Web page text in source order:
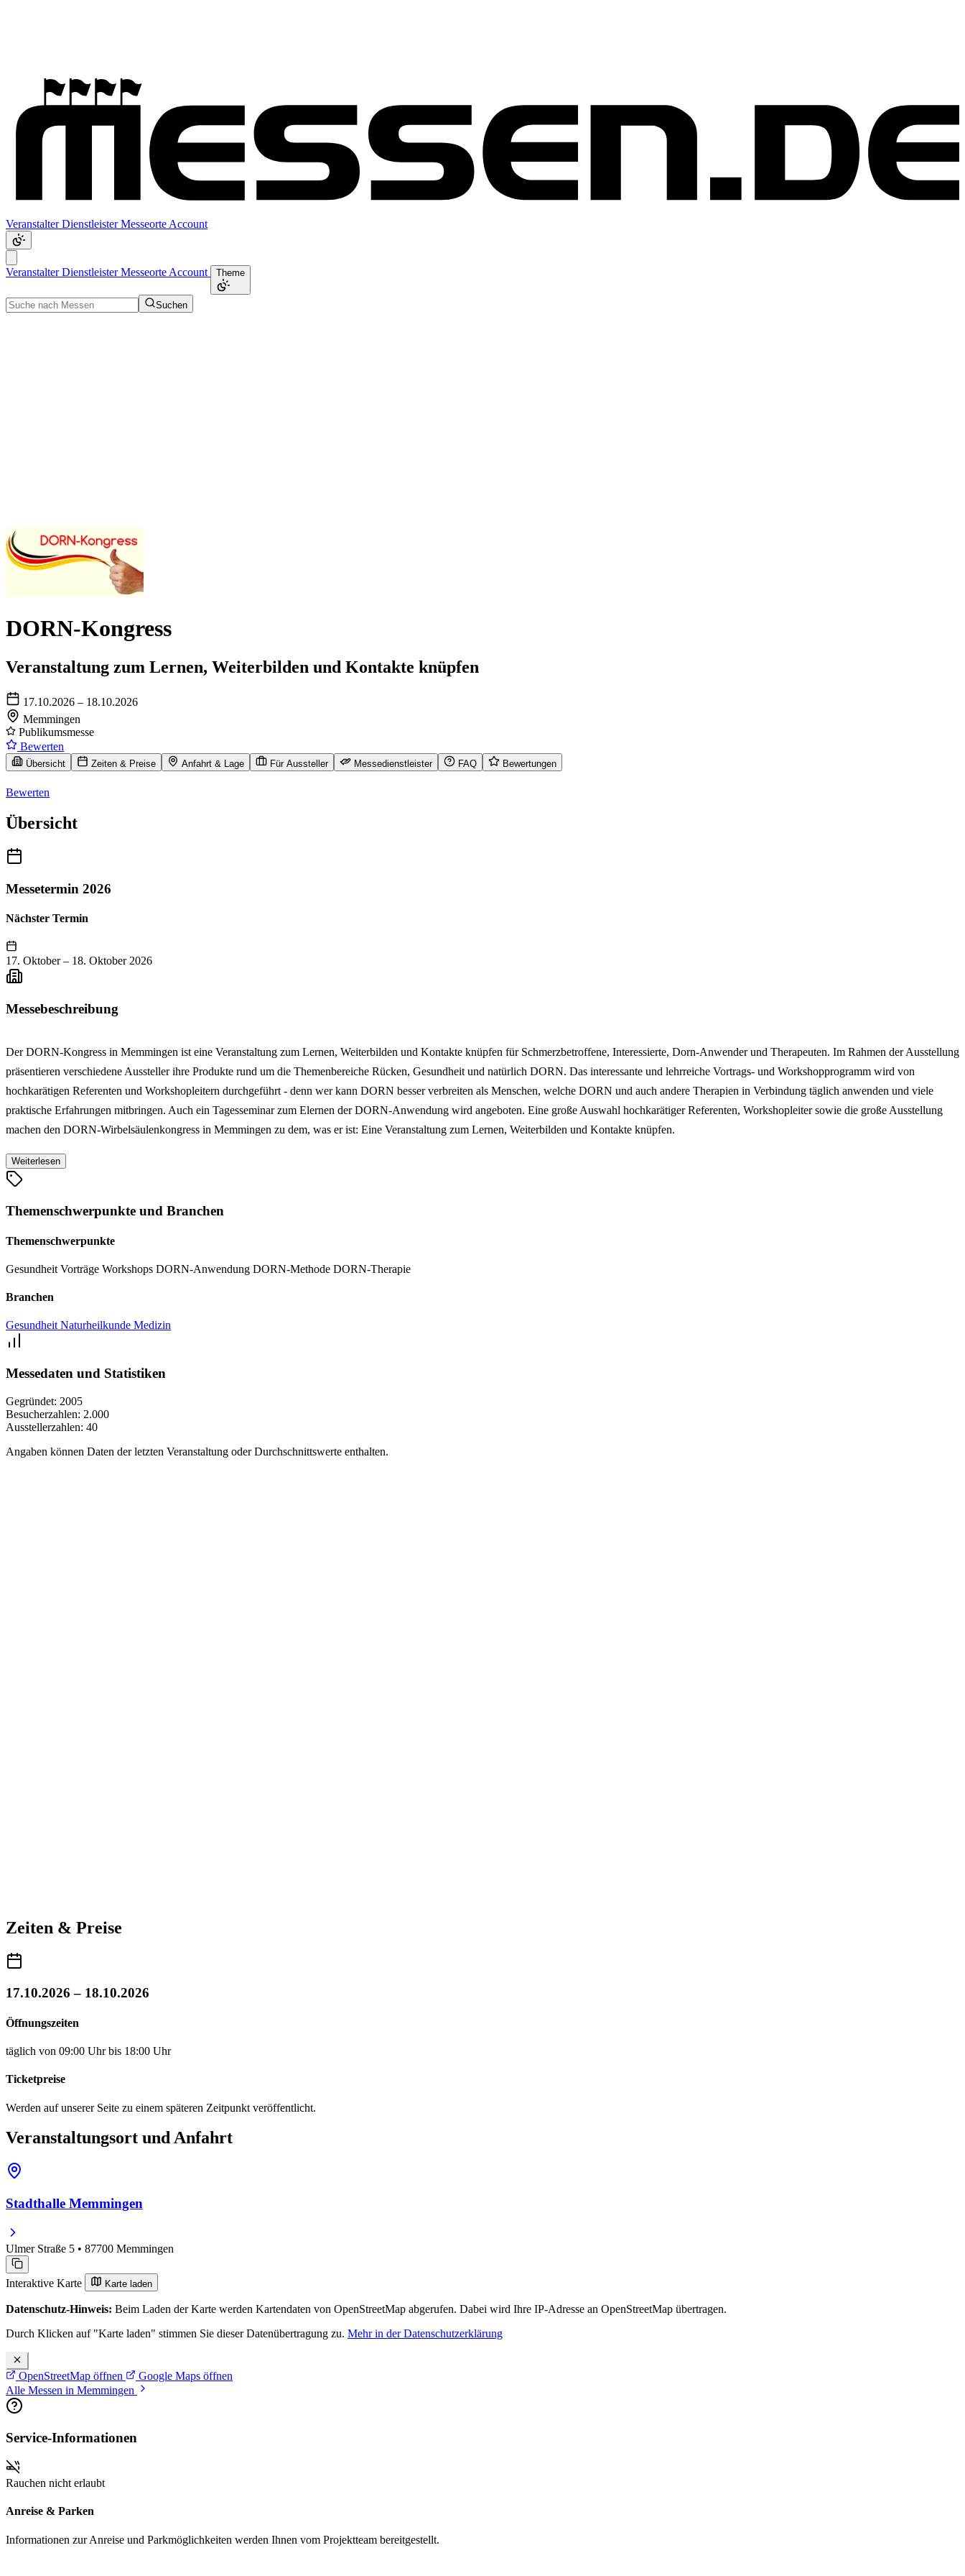
VeranstalterDienstleisterMesseorte Account
VeranstalterDienstleisterMesseorte Account Theme
Suchen
DORN-Kongress
Veranstaltung zum Lernen, Weiterbilden und Kontakte knüpfen
17.10.2026 – 18.10.2026
Memmingen
Publikumsmesse
Bewerten
Übersicht Zeiten & Preise Anfahrt & Lage Für Aussteller Messedienstleister FAQ Bewertungen
Bewerten
Übersicht
Messetermin 2026
Nächster Termin
17. Oktober – 18. Oktober 2026
Messebeschreibung
Der DORN-Kongress in Memmingen ist eine Veranstaltung zum Lernen, Weiterbilden und Kontakte knüpfen für Schmerzbetroffene, Interessierte, Dorn-Anwender und Therapeuten. Im Rahmen der Ausstellung
präsentieren verschiedene Aussteller ihre Produkte rund um die Themenbereiche Rücken, Gesundheit und natürlich DORN. Das interessante und lehrreiche Vortrags- und Workshopprogramm wird von
hochkarätigen Referenten und Workshopleitern durchgeführt - denn wer kann DORN besser verbreiten als Menschen, welche DORN und auch andere Therapien in Verbindung täglich anwenden und viele
praktische Erfahrungen mitbringen. Auch ein Tagesseminar zum Elernen der DORN-Anwendung wird angeboten. Eine große Auswahl hochkarätiger Referenten, Workshopleiter sowie die große Ausstellung
machen den DORN-Wirbelsäulenkongress in Memmingen zu dem, was er ist: Eine Veranstaltung zum Lernen, Weiterbilden und Kontakte knüpfen.
Weiterlesen
Themenschwerpunkte und Branchen
Themenschwerpunkte
Gesundheit Vorträge Workshops DORN-Anwendung DORN-Methode DORN-Therapie
Branchen
Gesundheit Naturheilkunde Medizin
Messedaten und Statistiken
Gegründet: 2005
Besucherzahlen: 2.000
Ausstellerzahlen: 40
Angaben können Daten der letzten Veranstaltung oder Durchschnittswerte enthalten.
Zeiten & Preise
17.10.2026 – 18.10.2026
Öffnungszeiten
täglich von 09:00 Uhr bis 18:00 Uhr
Ticketpreise
Werden auf unserer Seite zu einem späteren Zeitpunkt veröffentlicht.
Veranstaltungsort und Anfahrt
Stadthalle Memmingen
Ulmer Straße 5 • 87700 Memmingen
Interaktive Karte Karte laden
Datenschutz-Hinweis: Beim Laden der Karte werden Kartendaten von OpenStreetMap abgerufen. Dabei wird Ihre IP-Adresse an OpenStreetMap übertragen.
Durch Klicken auf "Karte laden" stimmen Sie dieser Datenübertragung zu. Mehr in der Datenschutzerklärung
OpenStreetMap öffnen
Google Maps öffnen
Alle Messen in Memmingen
Service-Informationen
Rauchen nicht erlaubt
Anreise & Parken
Informationen zur Anreise und Parkmöglichkeiten werden Ihnen vom Projektteam bereitgestellt.